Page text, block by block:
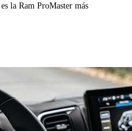
la Ram ProMaster más